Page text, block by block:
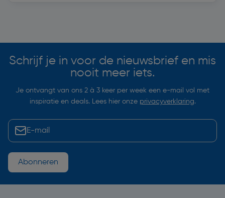
Schrijf je in voor de nieuwsbrief en mis
nooit meer iets.
Je ontvangt van ons 2 à 3 keer per week een e-mail vol met
inspiratie en deals. Lees hier onze privacyverklaring.
Abonneren